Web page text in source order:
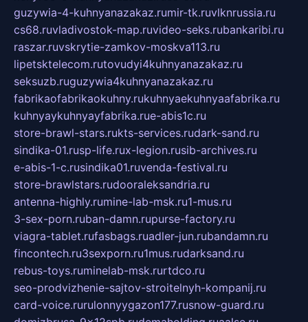
guzywia-4-kuhnyanazakaz.rumir-tk.ruvlknrussia.ru
cs68.ruvladivostok-map.ruvideo-seks.rubankaribi.ru
raszar.ruvskrytie-zamkov-moskva113.ru
lipetsktelecom.rutovudyi4kuhnyanazakaz.ru
seksuzb.ruguzywia4kuhnyanazakaz.ru
fabrikaofabrikaokuhny.rukuhnyaekuhnyaafabrika.ru
kuhnyaykuhnyayfabrika.rue-abis1c.ru
store-brawl-stars.rukts-services.rudark-sand.ru
sindika-01.rusp-life.rux-legion.rusib-archives.ru
e-abis-1-c.rusindika01.ruvenda-festival.ru
store-brawlstars.rudooraleksandria.ru
antenna-highly.rumine-lab-msk.ru1-mus.ru
3-sex-porn.ruban-damn.rupurse-factory.ru
viagra-tablet.rufasbags.ruadler-jun.rubandamn.ru
fincontech.ru3sexporn.ru1mus.rudarksand.ru
rebus-toys.ruminelab-msk.rurtdco.ru
seo-prodvizhenie-sajtov-stroitelnyh-kompanij.ru
card-voice.rurulonnyygazon177.rusnow-guard.ru